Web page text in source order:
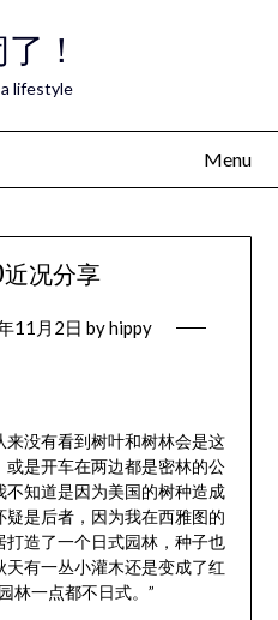
！
lifestyle
Menu
况分享
11月2日 byhippy
没有看到树叶和树林会是这
是开车在两边都是密林的公
知道是因为美国的树种造成
是后者，因为我在西雅图的
造了一个日式园林，种子也
有一丛小灌木还是变成了红
林一点都不日式。”